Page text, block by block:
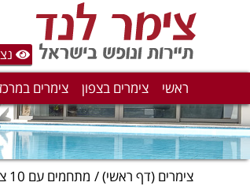
ראשי צימרים בצפון צימרים במרכז
צימרים (דף ראשי) מתחמים עם 10 צימרים ומעלה